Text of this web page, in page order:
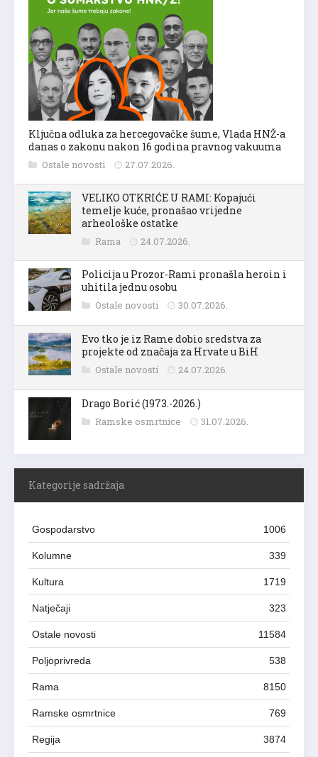
Ključna odluka za hercegovačke šume, Vlada HNŽ-a
danas o zakonu nakon 16 godina pravnog vakuuma
Ostale novosti 27.07.2026.
VELIKO OTKRIĆE U RAMI: Kopajući
temelje kuće, pronašao vrijedne
arheološke ostatke
Rama 24.07.2026.
Policija u Prozor-Rami pronašla heroin i
uhitila jednu osobu
Ostale novosti 30.07.2026.
Evo tko je iz Rame dobio sredstva za
projekte od značaja za Hrvate u BiH
Ostale novosti 24.07.2026.
Drago Borić (1973.-2026.)
Ramske osmrtnice 31.07.2026.
Kategorije sadržaja
Gospodarstvo 1006
Kolumne 339
Kultura 1719
Natječaji 323
Ostale novosti 11584
Poljoprivreda 538
Rama 8150
Ramske osmrtnice 769
Regija 3874